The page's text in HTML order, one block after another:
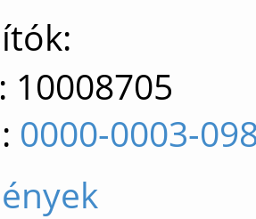
10008705
0000-0003-